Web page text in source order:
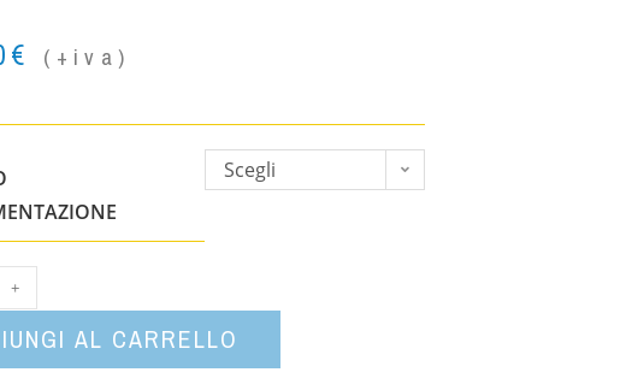
€ (+iva)
Scegli
+
AL CARRELLO